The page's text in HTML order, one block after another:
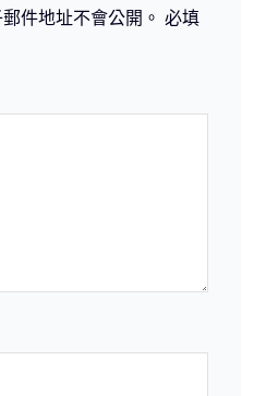
件地址不會公開。 必填